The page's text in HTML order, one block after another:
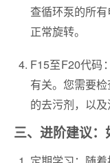
查循环泵的所
正常旋转。
F15至F20代码
有关。您需要
的去污剂，以及
三、进阶建议